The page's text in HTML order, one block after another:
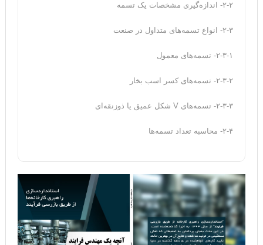
۲-۲- اندازه‌گیری مشخصات یک تسمه
۲-۳- انواع تسمه‌های متداول در صنعت
۲-۳-۱- تسمه‌های معمول
۲-۳-۲- تسمه‌های کسر اسب بخار
۲-۳-۳- تسمه‌های V شکل عمیق یا ذوزنقه‌ای
۲-۴- محاسبه تعداد تسمه‌ها